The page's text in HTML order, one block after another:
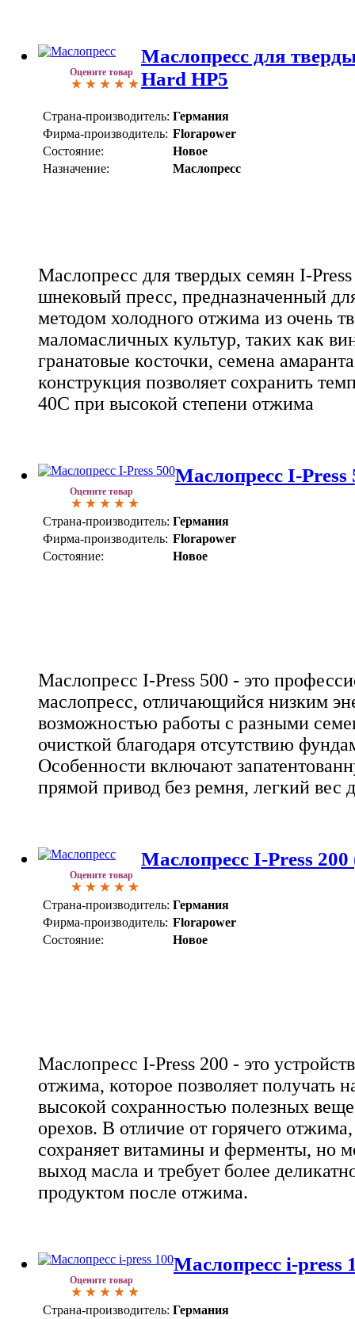
Оцените товар
Маслопресс для
Hard HP5
Страна-производитель: Германия
Фирма-производитель: Florapower
Состояние:
Новое
Назначение:
Маслопресс
Маслопресс для твердых семян I-
шнековый пресс, предназначенный
методом холодного отжима из очень
маломасличных культур, таких как
гранатовые косточки, семена
конструкция позволяет сохранить
40С при высокой степени отжима
Оцените товар
Маслопресс I-Press
Страна-производитель: Германия
Фирма-производитель: Florapower
Состояние:
Новое
Маслопресс I-Press 500 - это
маслопресс, отличающийся низким
возможностью работы с разными
очисткой благодаря отсутствию
Особенности включают
прямой привод без ремня, легкий вес
Оцените товар
Маслопресс I-Press 200
Страна-производитель: Германия
Фирма-производитель: Florapower
Состояние:
Новое
Маслопресс I-Press 200 - это
отжима, которое позволяет получать
высокой сохранностью полезных
орехов. В отличие от горячего
сохраняет витамины и ферменты, но
выход масла и требует более
продуктом после отжима.
Оцените товар
Маслопресс i-press
Страна-производитель: Германия